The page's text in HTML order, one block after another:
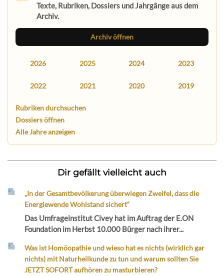
Texte, Rubriken, Dossiers und Jahrgänge aus dem
Archiv.
Archiv öffnen
2026 2025 2024 2023
2022 2021 2020 2019
Rubriken durchsuchen
Dossiers öffnen
Alle Jahre anzeigen
Dir gefällt vielleicht auch
„In der Gesamtbevölkerung überwiegen Zweifel, dass die
Energiewende Wohlstand sichert“
Das Umfrageinstitut Civey hat im Auftrag der E.ON
Foundation im Herbst 10.000 Bürger nach ihrer...
Was ist Homöopathie und wieso hat es nichts (wirklich gar
nichts) mit Naturheilkunde zu tun und warum sollten Sie
JETZT SOFORT aufhören zu masturbieren?